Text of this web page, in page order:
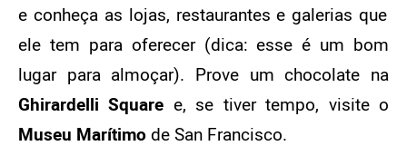
e conheça as lojas, restaurantes e galerias que
ele tem para oferecer (dica: esse é um bom
lugar para almoçar). Prove um chocolate na
Ghirardelli Square e, se tiver tempo, visite o
Museu Marítimo de San Francisco.